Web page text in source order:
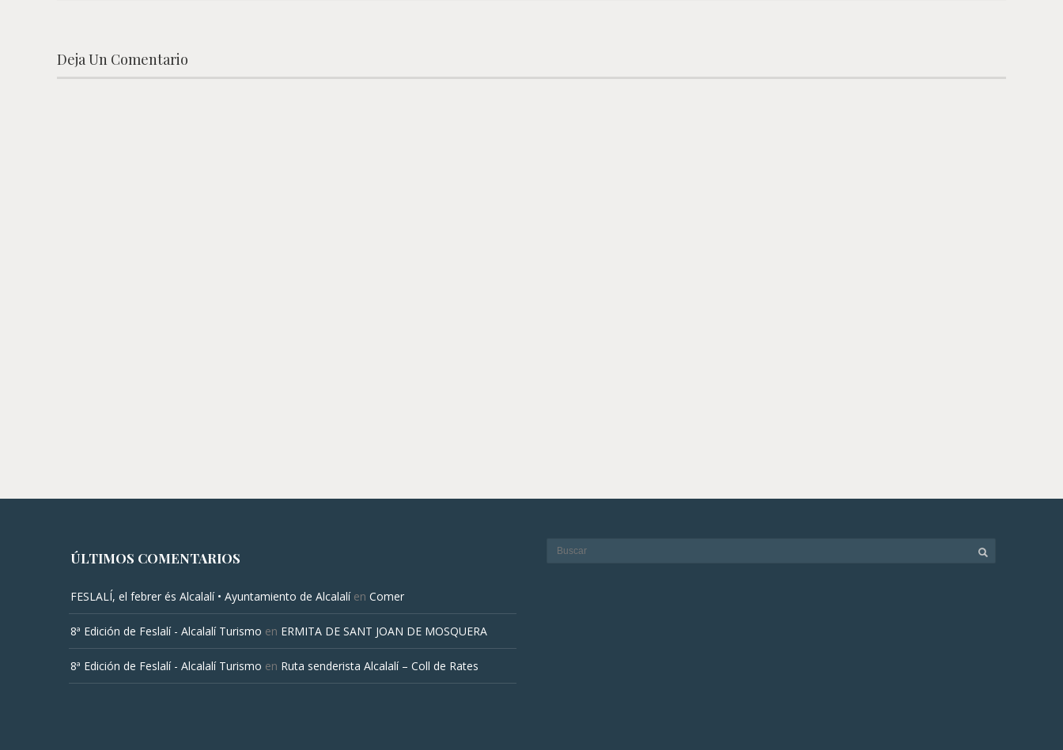
Deja Un Comentario
ÚLTIMOS COMENTARIOS
FESLALÍ, el febrer és Alcalalí • Ayuntamiento de Alcalalíen Comer
8ª Edición de Feslalí - Alcalalí Turismo en ERMITA DE SANT JOAN DE MOSQUERA
8ª Edición de Feslalí - Alcalalí Turismo en Ruta senderista Alcalalí – Coll de Rates